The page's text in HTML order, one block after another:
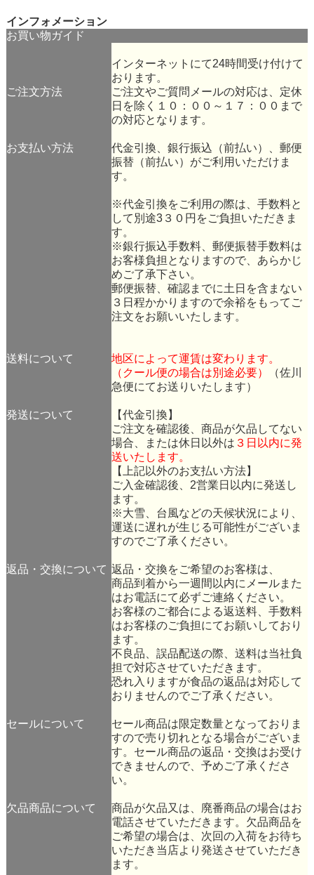
インフォメーション
お買い物ガイド
ご注文方法
インターネットにて24時間受け付けて
おります。
ご注文やご質問メールの対応は、定休
日を除く１０：００～１７：００まで
の対応となります。
お支払い方法
代金引換、銀行振込（前払い）、郵便
振替（前払い）がご利用いただけま
す。
※代金引換をご利用の際は、手数料と
して別途3３０円をご負担いただきま
す。
※銀行振込手数料、郵便振替手数料は
お客様負担となりますので、あらかじ
めご了承下さい。
郵便振替、確認までに土日を含まない
３日程かかりますので余裕をもってご
注文をお願いいたします。
送料について
地区によって運賃は変わります。
（クール便の場合は別途必要）
（佐川
急便にてお送りいたします）
発送について
【代金引換】
ご注文を確認後、商品が欠品してない
場合、または休日以外は ３日以内に発
送いたします。
【上記以外のお支払い方法】
ご入金確認後、2営業日以内に発送し
ます。
※大雪、台風などの天候状況により、
運送に遅れが生じる可能性がございま
すのでご了承ください。
返品・交換について 返品・交換をご希望のお客様は、
商品到着から一週間以内にメールまた
はお電話にて必ずご連絡ください。
お客様のご都合による返送料、手数料
はお客様のご負担にてお願いしており
ます。
不良品、誤品配送の際、送料は当社負
担で対応させていただきます。
恐れ入りますが食品の返品は対応して
おりませんのでご了承ください。
セールについて
セール商品は限定数量となっておりま
すので売り切れとなる場合がございま
す。セール商品の返品・交換はお受け
できませんので、予めご了承くださ
い。
欠品商品について
商品が欠品又は、廃番商品の場合はお
電話させていただきます。欠品商品を
ご希望の場合は、次回の入荷をお待ち
いただき当店より発送させていただき
ます。